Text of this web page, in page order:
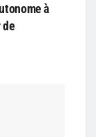
à
de